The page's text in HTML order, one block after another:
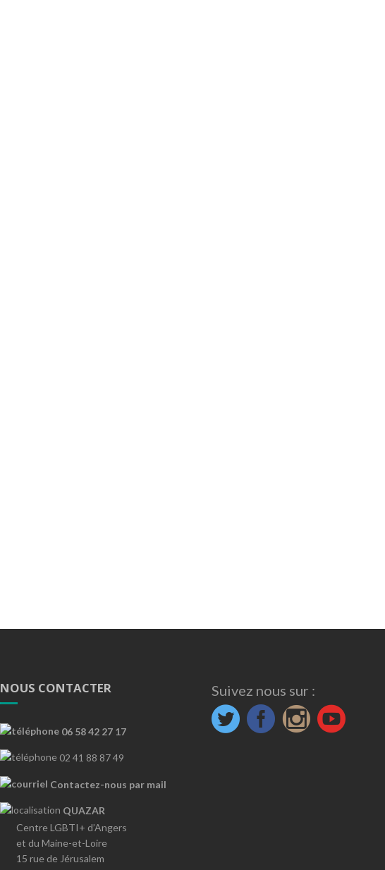
NOUS CONTACTER
06 58 42 27 17
02 41 88 87 49
Contactez-nous par mail
QUAZAR
Centre LGBTI+ d’Angers
et du Maine-et-Loire
15 rue de Jérusalem
Suivez nous sur :